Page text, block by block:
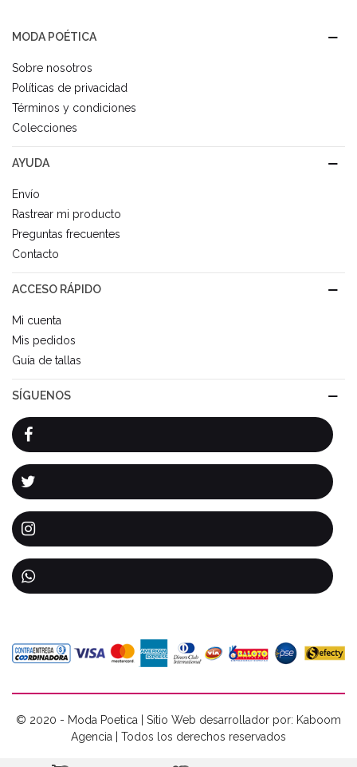
MODA POÉTICA
Sobre nosotros
Políticas de privacidad
Términos y condiciones
Colecciones
AYUDA
Envío
Rastrear mi producto
Preguntas frecuentes
Contacto
ACCESO RÁPIDO
Mi cuenta
Mis pedidos
Guía de tallas
SÍGUENOS
© 2020 - Moda Poetica | Sitio Web desarrollador por: Kaboom
Agencia | Todos los derechos reservados